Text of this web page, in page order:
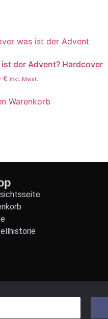
ist der Advent? Hardcover
€ inkl. Mwst.
Warenkorb